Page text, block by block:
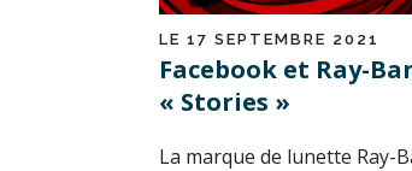
LE 17 SEPTEMBRE 2021
Facebook et Ray-
« Stories »
La marque de lunette Ray-